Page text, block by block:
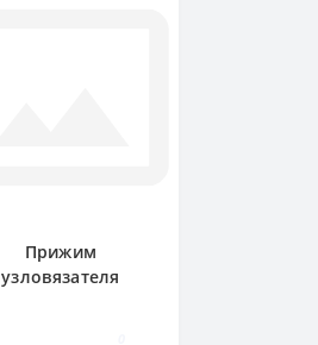
Прижим
узловязателя